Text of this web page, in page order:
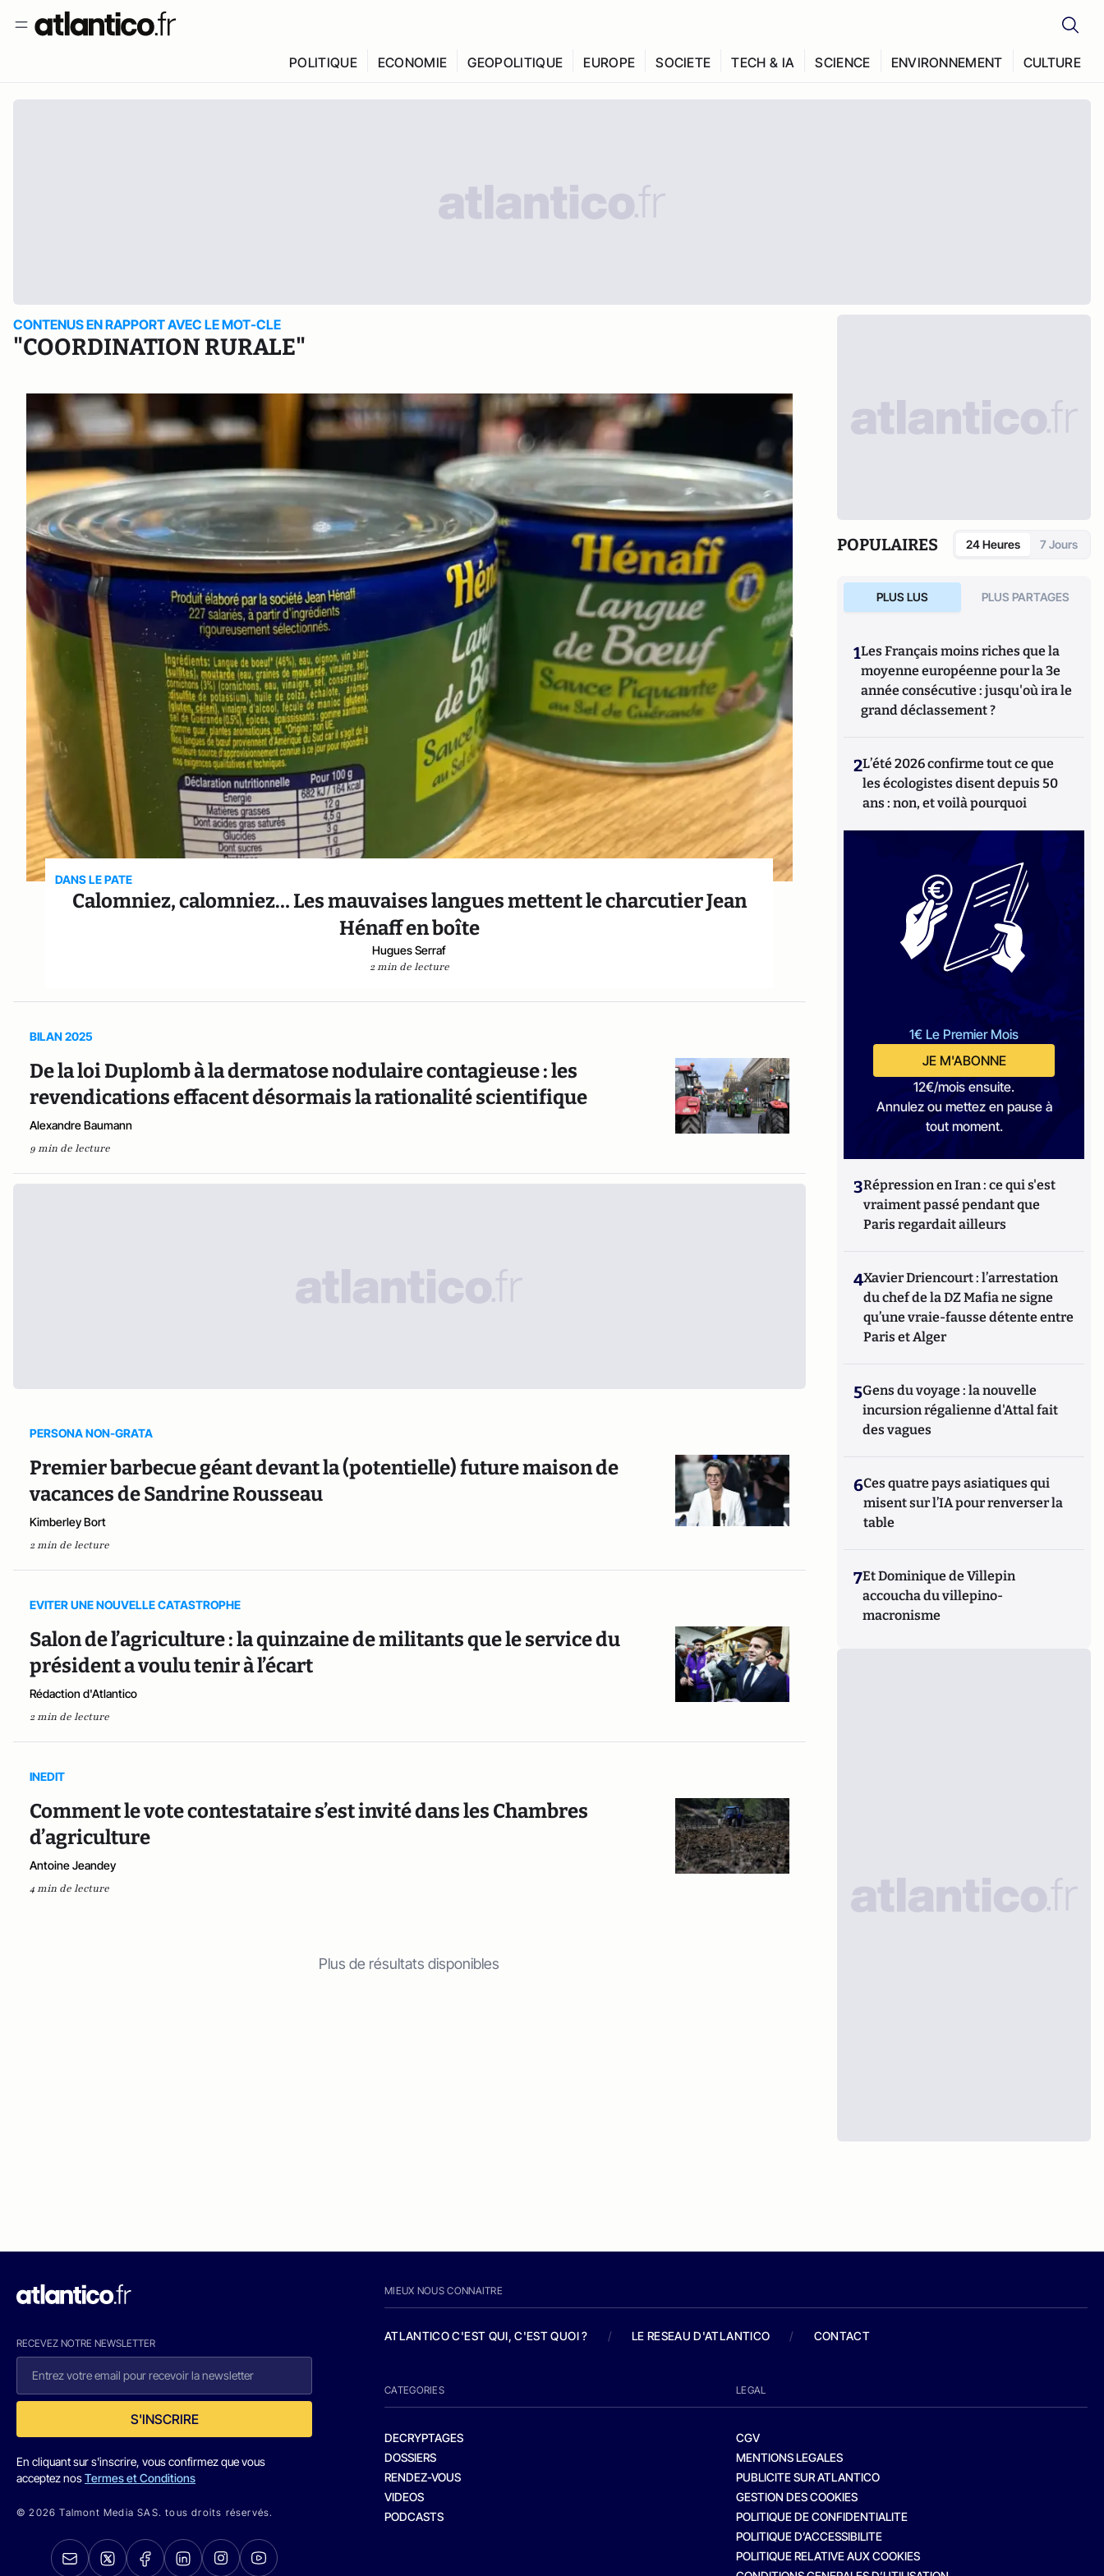
POLITIQUE ECONOMIE GEOPOLITIQUE EUROPE SOCIETE TECH & IA SCIENCE ENVIRONNEMENT CULTURE
CONTENUS EN RAPPORT AVEC LE MOT-CLE
"COORDINATION RURALE"
DANS LE PATE
Calomniez, calomniez… Les mauvaises langues mettent le charcutier Jean
Hénaff en boîte
Hugues Serraf
2 min de lecture
BILAN 2025
De la loi Duplomb à la dermatose nodulaire contagieuse : les
revendications effacent désormais la rationalité scientifique
Alexandre Baumann
9 min de lecture
PERSONA NON-GRATA
Premier barbecue géant devant la (potentielle) future maison de
vacances de Sandrine Rousseau
Kimberley Bort
2 min de lecture
EVITER UNE NOUVELLE CATASTROPHE
Salon de l’agriculture : la quinzaine de militants que le service du
président a voulu tenir à l’écart
Rédaction d'Atlantico
2 min de lecture
INEDIT
Comment le vote contestataire s’est invité dans les Chambres
d’agriculture
Antoine Jeandey
4 min de lecture
Plus de résultats disponibles
POPULAIRES 24 Heures 7 Jours
PLUS LUS PLUS PARTAGES
1Les Français moins riches que la
moyenne européenne pour la 3e
année consécutive : jusqu'où ira le
grand déclassement ?
2L’été 2026 confirme tout ce que
les écologistes disent depuis 50
ans : non, et voilà pourquoi
1€ Le Premier Mois
JE M'ABONNE
12€/mois ensuite.
Annulez ou mettez en pause à
tout moment.
3Répression en Iran : ce qui s'est
vraiment passé pendant que
Paris regardait ailleurs
4Xavier Driencourt : l’arrestation
du chef de la DZ Mafia ne signe
qu’une vraie-fausse détente entre
Paris et Alger
5Gens du voyage : la nouvelle
incursion régalienne d'Attal fait
des vagues
6Ces quatre pays asiatiques qui
misent sur l’IA pour renverser la
table
7Et Dominique de Villepin
accoucha du villepino-
macronisme
RECEVEZ NOTRE NEWSLETTER
S'INSCRIRE
En cliquant sur s'inscrire, vous confirmez que vous
acceptez nosTermes et Conditions
© 2026 Talmont Media SAS. tous droits réservés.
MIEUX NOUS CONNAITRE
ATLANTICO C'EST QUI, C'EST QUOI ? / LE RESEAU D'ATLANTICO / CONTACT
CATEGORIES
DECRYPTAGES
DOSSIERS
RENDEZ-VOUS
VIDEOS
PODCASTS
LEGAL
CGV
MENTIONS LEGALES
PUBLICITE SUR ATLANTICO
GESTION DES COOKIES
POLITIQUE DE CONFIDENTIALITE
POLITIQUE D’ACCESSIBILITE
POLITIQUE RELATIVE AUX COOKIES